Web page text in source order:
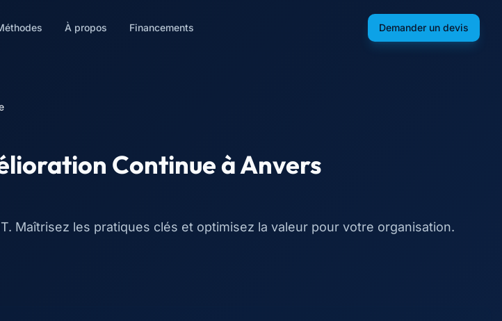
À propos Financements Demander un devis
ContinueàAnvers
Maîtrisez les pratiques clés et optimisez la valeur pour votre organisation.